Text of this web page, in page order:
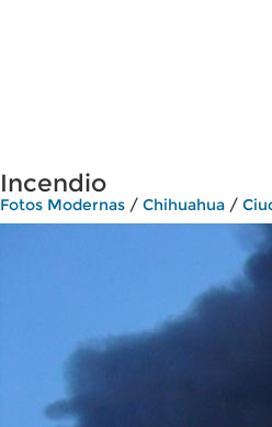
Incendio
Fotos Modernas / Chihuahua /